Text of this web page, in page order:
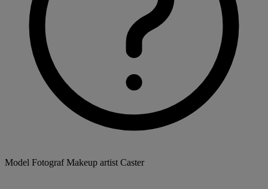
Model FotografMakeup artist Caster